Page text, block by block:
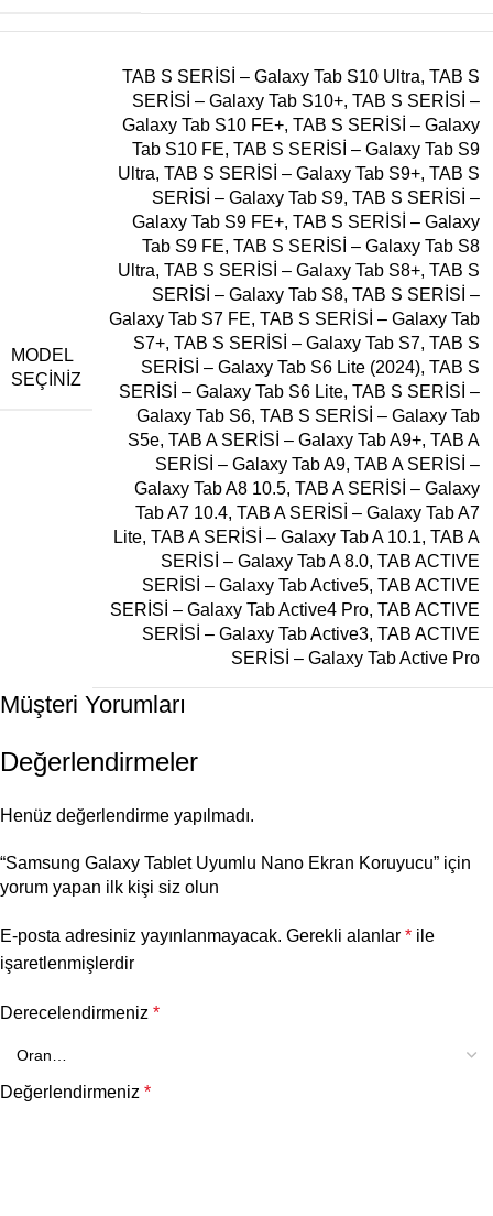
MODEL
SEÇINIZ
TAB S SERİSİ – Galaxy Tab S10 Ultra, TAB S
SERİSİ – Galaxy Tab S10+, TAB S SERİSİ –
Galaxy Tab S10 FE+, TAB S SERİSİ – Galaxy
Tab S10 FE, TAB S SERİSİ – Galaxy Tab S9
Ultra, TAB S SERİSİ – Galaxy Tab S9+, TAB S
SERİSİ – Galaxy Tab S9, TAB S SERİSİ –
Galaxy Tab S9 FE+, TAB S SERİSİ – Galaxy
Tab S9 FE, TAB S SERİSİ – Galaxy Tab S8
Ultra, TAB S SERİSİ – Galaxy Tab S8+, TAB S
SERİSİ – Galaxy Tab S8, TAB S SERİSİ –
Galaxy Tab S7 FE, TAB S SERİSİ – Galaxy Tab
S7+, TAB S SERİSİ – Galaxy Tab S7, TAB S
SERİSİ – Galaxy Tab S6 Lite (2024), TAB S
SERİSİ – Galaxy Tab S6 Lite, TAB S SERİSİ –
Galaxy Tab S6, TAB S SERİSİ – Galaxy Tab
S5e, TAB A SERİSİ – Galaxy Tab A9+, TAB A
SERİSİ – Galaxy Tab A9, TAB A SERİSİ –
Galaxy Tab A8 10.5, TAB A SERİSİ – Galaxy
Tab A7 10.4, TAB A SERİSİ – Galaxy Tab A7
Lite, TAB A SERİSİ – Galaxy Tab A 10.1, TAB A
SERİSİ – Galaxy Tab A 8.0, TAB ACTIVE
SERİSİ – Galaxy Tab Active5, TAB ACTIVE
SERİSİ – Galaxy Tab Active4 Pro, TAB ACTIVE
SERİSİ – Galaxy Tab Active3, TAB ACTIVE
SERİSİ – Galaxy Tab Active Pro
Müşteri Yorumları
Değerlendirmeler
Henüz değerlendirme yapılmadı.
“Samsung Galaxy Tablet Uyumlu Nano Ekran Koruyucu” için
yorum yapan ilk kişi siz olun
E-posta adresiniz yayınlanmayacak. Gerekli alanlar * ile
işaretlenmişlerdir
Derecelendirmeniz *
Değerlendirmeniz *